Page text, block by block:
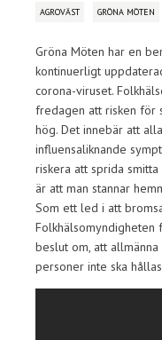
AGROVÄST GRÖNA MÖTEN
Gröna Möten har en
kontinuerligt
corona-viruset.
fredagen att risken för
hög. Det innebär att
influensaliknande
riskera att sprida
är att man stannar
Som ett led i att
beslut om, att
personer inte ska